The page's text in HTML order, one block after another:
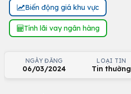
Biến động giá khu vực
Tính lãi vay ngân hàng
NGÀY ĐĂNG
06/03/2024
LOẠI TIN
Tin thường